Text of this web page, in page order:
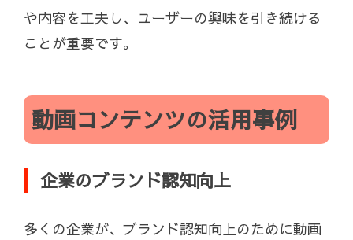
や内容を工夫し、ユーザーの興味を引き続ける
ことが重要です。
動画コンテンツの活用事例
企業のブランド認知向上
多くの企業が、ブランド認知向上のために動画